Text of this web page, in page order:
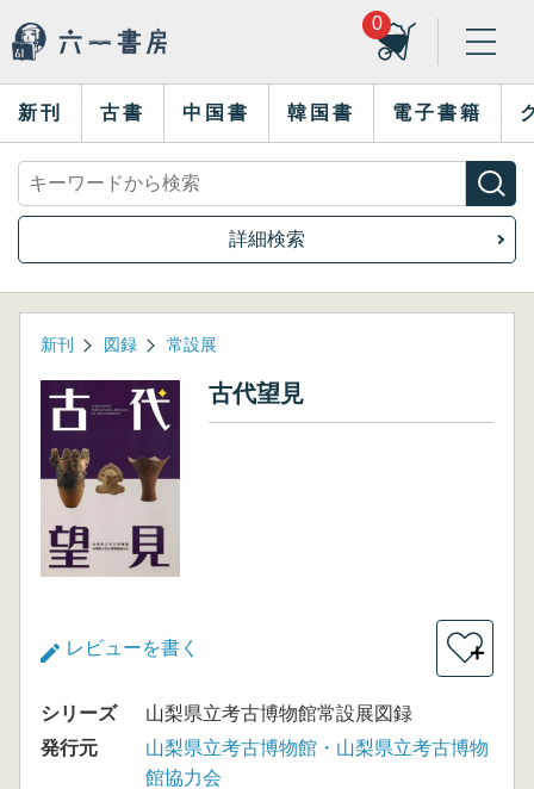
0
新刊 古書 中国書 韓国書 電子書籍
詳細検索
新刊 図録 常設展
古代望見
レビューを書く ＋
シリーズ
山梨県立考古博物館常設展図録
発行元
山梨県立考古博物館・山梨県立考古博物
館協力会